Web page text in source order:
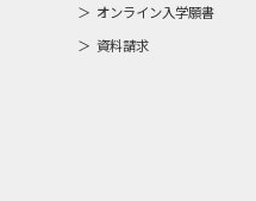
オンライン入学願書
資料請求